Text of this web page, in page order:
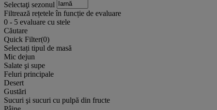
Selectaţi sezonul
Filtrează rețetele în funcție de evaluare
0 - 5 evaluare cu stele
Căutare
Quick Filter(0)
Selectați tipul de masă
Mic dejun
Salate şi supe
Feluri principale
Desert
Gustări
Sucuri şi sucuri cu pulpă din fructe